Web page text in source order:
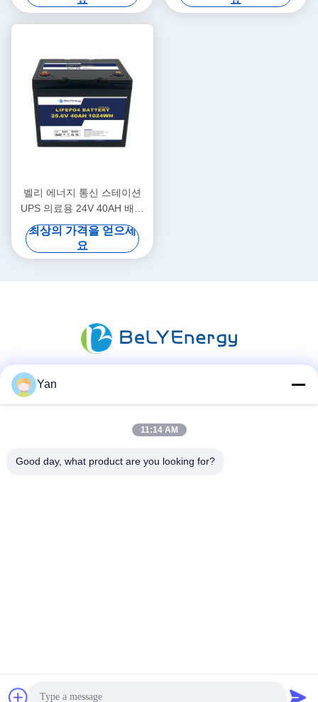
벨리 에너지 통신 스테이션
UPS 의료용 24V 40AH 배터
리
최상의 가격을 얻으세
요
빠른 연락
중국 상등품 12V LiFePO4 건전지 공급자. 저작권 (c) 2021-2026
Yan
11:14 AM
Good day, what product are you looking for?